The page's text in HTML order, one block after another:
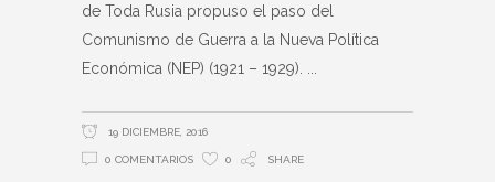
de Toda Rusia propuso el paso del
Comunismo de Guerra a la Nueva Política
Económica (NEP) (1921 – 1929).
19 DICIEMBRE, 2016
0 COMENTARIOS 0 SHARE